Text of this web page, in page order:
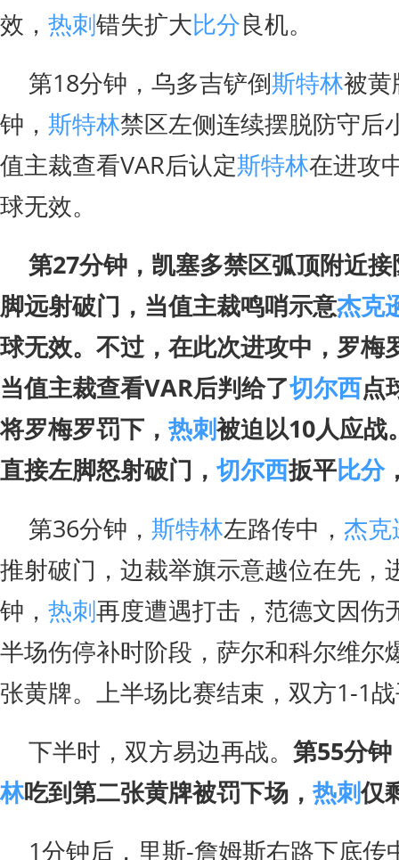
效， 热刺错失扩大比分良机。
第18分钟，乌多吉铲倒斯特林被黄
钟， 斯特林禁区左侧连续摆脱防守后
值主裁查看VAR后认定斯特林在进攻
球无效。
第27分钟，凯塞多禁区弧顶附近
脚远射破门，当值主裁鸣哨示意杰克
球无效。不过，在此次进攻中，罗梅
当值主裁查看VAR后判给了切尔西点
将罗梅罗罚下， 热刺被迫以10人应战
直接左脚怒射破门， 切尔西扳平比分
第36分钟， 斯特林左路传中， 杰克
推射破门，边裁举旗示意越位在先，
钟， 热刺再度遭遇打击，范德文因伤
半场伤停补时阶段，萨尔和科尔维尔
张黄牌。上半场比赛结束，双方1-1
下半时，双方易边再战。 第55分
林吃到第二张黄牌被罚下场， 热刺仅
1分钟后，里斯-詹姆斯右路下底传